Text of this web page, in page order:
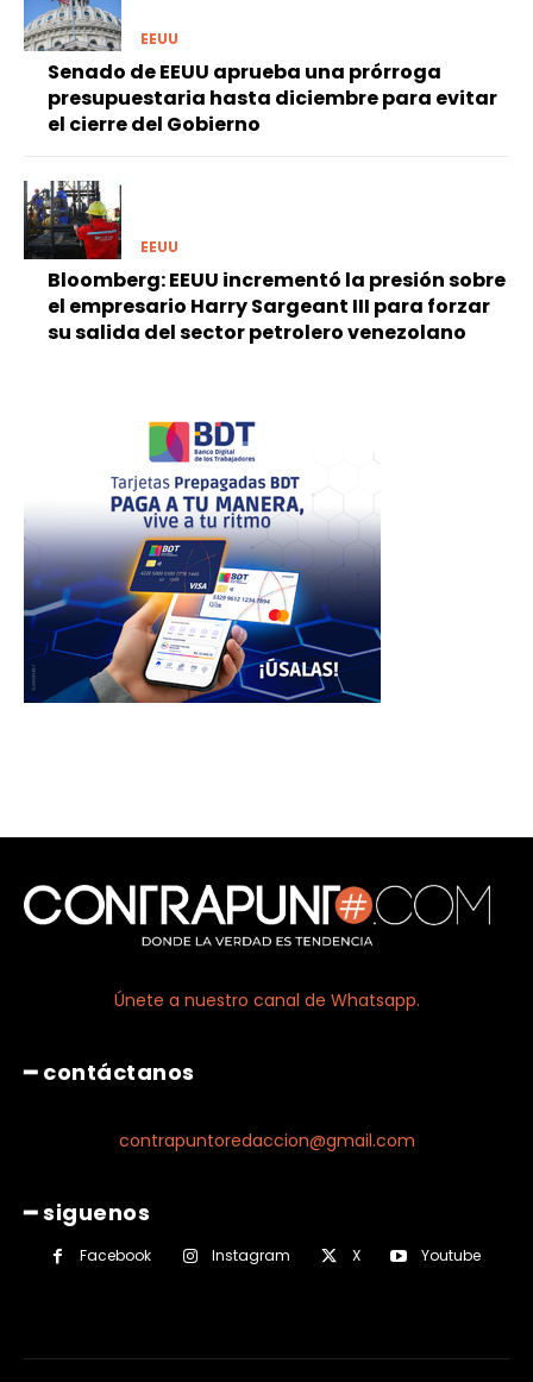
EEUU
Senado de EEUU aprueba una prórroga
presupuestaria hasta diciembre para evitar
el cierre del Gobierno
EEUU
Bloomberg: EEUU incrementó la presión sobre
el empresario Harry Sargeant III para forzar
su salida del sector petrolero venezolano
Únete a nuestro canal de Whatsapp.
━ contáctanos
contrapuntoredaccion@gmail.com
━ siguenos
Facebook Instagram X Youtube